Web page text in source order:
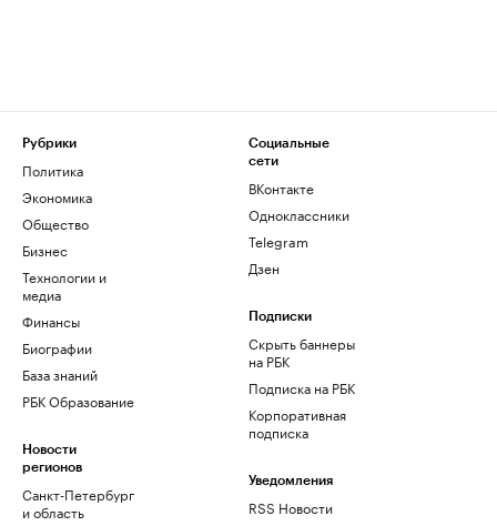
Рубрики
Политика
Экономика
Общество
Бизнес
Технологии и
медиа
Финансы
Биографии
База знаний
РБК Образование
Новости
регионов
Санкт-Петербург
и область
Социальные
сети
ВКонтакте
Одноклассники
Telegram
Дзен
Подписки
Скрыть баннеры
на РБК
Подписка на РБК
Корпоративная
подписка
Уведомления
RSS Новости